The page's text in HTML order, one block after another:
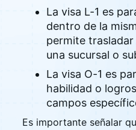
La visa L-1 es
dentro de la
permite
una sucursal o
La visa O-1 es
habilidad o
campos
Es importante señalar